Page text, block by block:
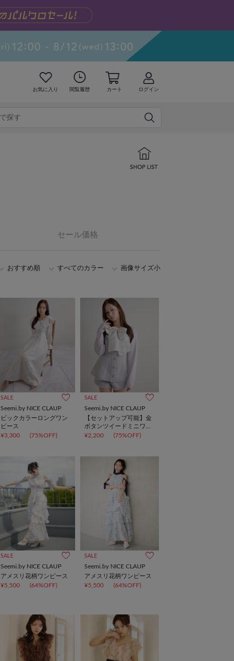
お気に入り 閲覧履歴 カート ログイン
セール価格
おすすめ順 すべてのカラー 画像サイズ小
SALE
Seemi.by NICE CLAUP
ビックカラーロングワン
ピース
¥3,300
(75%OFF)
SALE
Seemi.by NICE CLAUP
【セットアップ可能】金
ボタンツイードミニワン
ピ
¥2,200 (75%OFF)
SALE
Seemi.by NICE CLAUP
アメスリ花柄ワンピース
¥5,500
(64%OFF)
SALE
Seemi.by NICE CLAUP
アメスリ花柄ワンピース
¥5,500
(64%OFF)